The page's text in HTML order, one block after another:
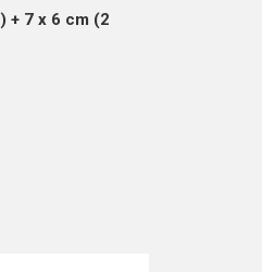
) + 7 x 6 cm (2